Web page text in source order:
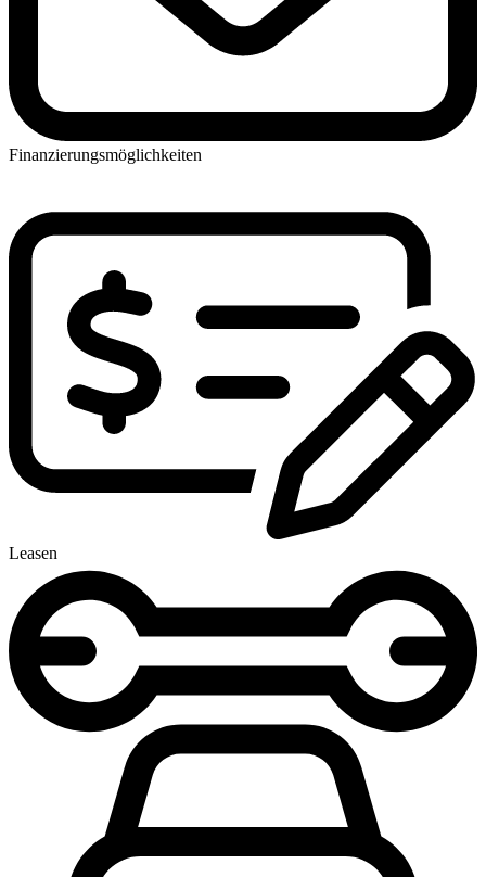
Finanzierungsmöglichkeiten
Leasen